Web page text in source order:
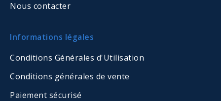
Nous contacter
Informations légales
Conditions Générales d'Utilisation
Conditions générales de vente
Paiement sécurisé